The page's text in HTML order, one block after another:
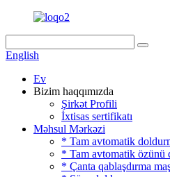
English
Ev
Bizim haqqımızda
Şirkət Profili
İxtisas sertifikatı
Məhsul Mərkəzi
* Tam avtomatik
* Tam avtomatik özünü
* Çanta qablaşdırma